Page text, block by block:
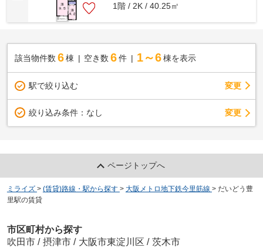
1階 / 2K / 40.25㎡
該当物件数 6棟 空き数 6 件 1～6 棟を表示
駅で絞り込む 変更
絞り込み条件： なし 変更
ページトップへ
ミライズ > (賃貸)路線・駅から探す > 大阪メトロ地下鉄今里筋線 > だいどう豊
里駅の賃貸
市区町村から探す
吹田市 / 摂津市 / 大阪市東淀川区 / 茨木市